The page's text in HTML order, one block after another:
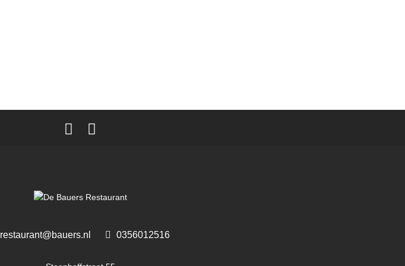
restaurant@bauers.nl 0356012516 ‎